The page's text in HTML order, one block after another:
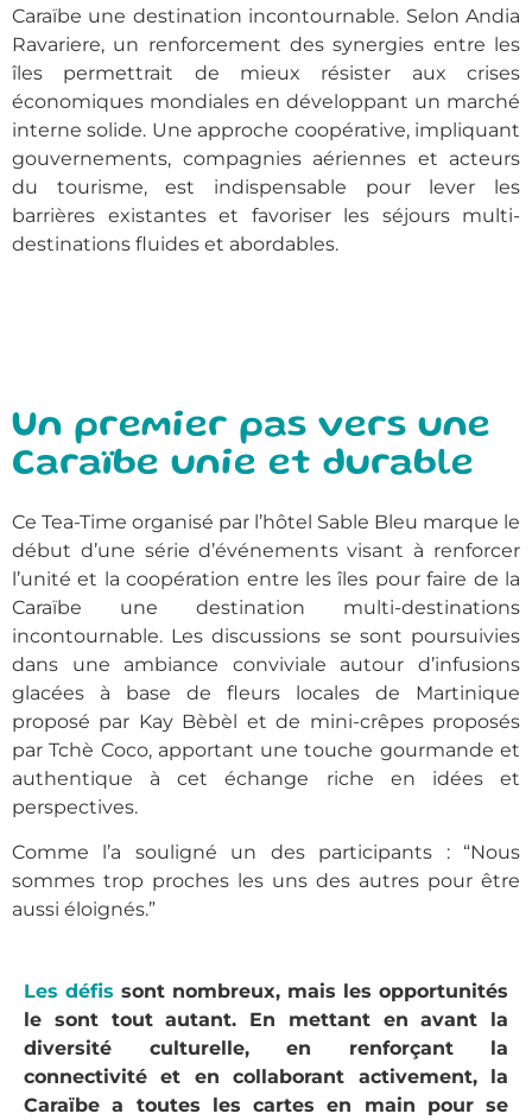
Caraïbe une destination incontournable. Selon Andia
Ravariere, un renforcement des synergies entre les
îles permettrait de mieux résister aux crises
économiques mondiales en développant un marché
interne solide. Une approche coopérative, impliquant
gouvernements, compagnies aériennes et acteurs
du tourisme, est indispensable pour lever les
barrières existantes et favoriser les séjours multi-
destinations fluides et abordables.
Un premier pas vers une
Caraïbe unie et durable
Ce Tea-Time organisé par l’hôtel Sable Bleu marque le
début d’une série d’événements visant à renforcer
l’unité et la coopération entre les îles pour faire de la
Caraïbe une destination multi-destinations
incontournable. Les discussions se sont poursuivies
dans une ambiance conviviale autour d’infusions
glacées à base de fleurs locales de Martinique
proposé par Kay Bèbèl et de mini-crêpes proposés
par Tchè Coco, apportant une touche gourmande et
authentique à cet échange riche en idées et
perspectives.
Comme l’a souligné un des participants : “Nous
sommes trop proches les uns des autres pour être
aussi éloignés.”
Les défis sont nombreux, mais les opportunités
le sont tout autant. En mettant en avant la
diversité culturelle, en renforçant la
connectivité et en collaborant activement, la
Caraïbe a toutes les cartes en main pour se